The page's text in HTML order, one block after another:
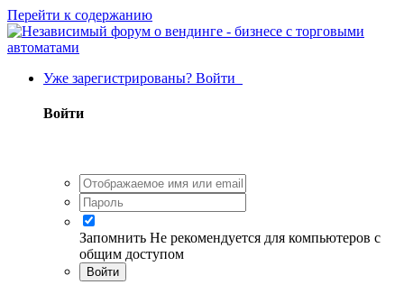
Перейти к содержанию
Уже зарегистрированы? Войти
Войти
Запомнить Не рекомендуется для компьютеров с
общим доступом
Войти